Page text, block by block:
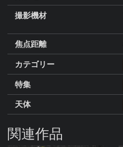
撮影機材
焦点距離
カテゴリー
特集
天体
関連作品